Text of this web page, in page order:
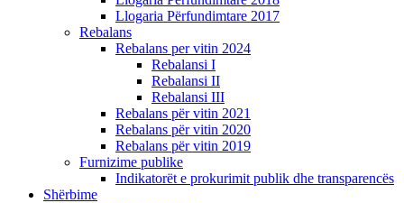
Llogaria Përfundimtare 2017
Rebalans
Rebalans per vitin 2024
Rebalansi I
Rebalansi II
Rebalansi III
Rebalans për vitin 2021
Rebalans për vitin 2020
Rebalans për vitin 2019
Furnizime publike
Indikatorët e prokurimit publik dhe transparencës
Shërbime